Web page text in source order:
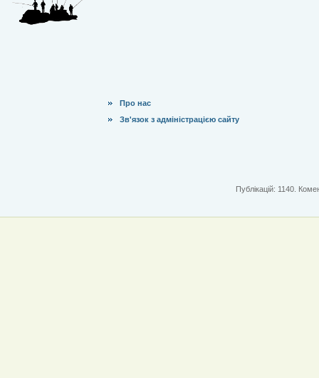
Про нас
Зв'язок з адміністрацією сайту
Публікацій: 1140.